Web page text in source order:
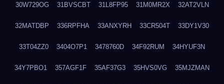
30W729OG 31BVSCBT 31L8FP95 31M0MR2X 32AT2VLN
32MATDBP 336RPFHA 33ANXYRH 33CR504T 33DY1V30
33T04ZZ0 3404O7P1 3478760D 34F92RUM 34HYUF3N
34Y7PBO1 357AGF1F 35AF37G3 35HVS0VG 35MJZMAN